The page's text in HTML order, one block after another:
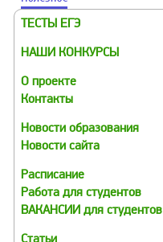
ТЕСТЫ ЕГЭ
НАШИ КОНКУРСЫ
О проекте
Контакты
Новости образования
Новости сайта
Расписание
Работа для студентов
ВАКАНСИИ для студентов